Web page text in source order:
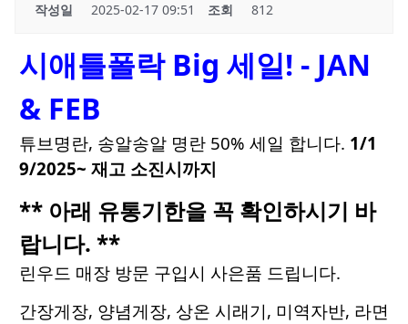
작성일 2025-02-17 09:51 조회 812
시애틀폴락 Big 세일! - JAN
& FEB
튜브명란, 송알송알 명란 50% 세일 합니다. 1/1
9/2025~ 재고 소진시까지
** 아래 유통기한을 꼭 확인하시기 바
랍니다. **
린우드 매장 방문 구입시 사은품 드립니다.
간장게장, 양념게장, 상온 시래기, 미역자반, 라면